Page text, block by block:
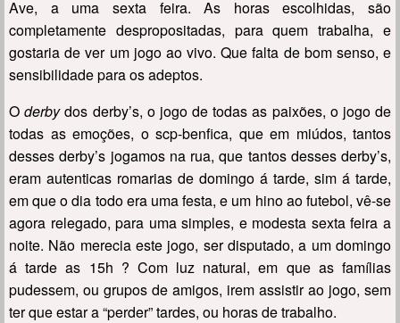
Ave, a uma sexta feira. As horas escolhidas, são
completamente despropositadas, para quem trabalha, e
gostaria de ver um jogo ao vivo. Que falta de bom senso, e
sensibilidade para os adeptos.
Oderbydos derby’s, o jogo de todas as paixões, o jogo de
todas as emoções, o scp-benfica, que em miúdos, tantos
desses derby’s jogamos na rua, que tantos desses derby’s,
eram autenticas romarias de domingo á tarde, sim á tarde,
em que o dia todo era uma festa, e um hino ao futebol, vê-se
agora relegado, para uma simples, e modesta sexta feira a
noite. Não merecia este jogo, ser disputado, a um domingo
á tarde as 15h ? Com luz natural, em que as famílias
pudessem, ou grupos de amigos, irem assistir ao jogo, sem
ter que estar a “perder” tardes, ou horas de trabalho.